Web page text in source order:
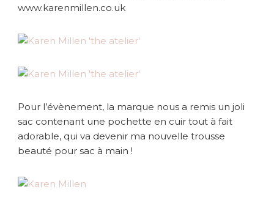
www.karenmillen.co.uk
Pour l’évènement, la marque nous a remis un joli
sac contenant une pochette en cuir tout à fait
adorable, qui va devenir ma nouvelle trousse
beauté pour sac à main !